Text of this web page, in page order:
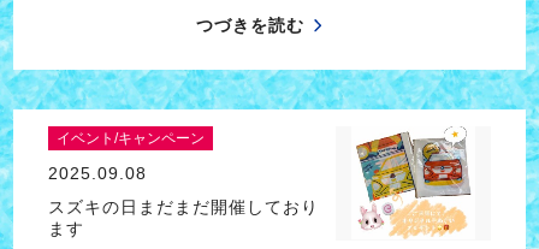
つづきを読む
イベント/キャンペーン
2025.09.08
スズキの日まだまだ開催しており
ます